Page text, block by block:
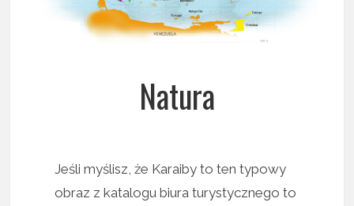
Natura
Jeśli myślisz, że Karaiby to ten typowy
obraz z katalogu biura turystycznego to